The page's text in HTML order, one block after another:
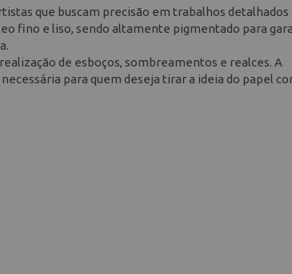
que buscam precisão em trabalhos detalhados
fino e liso, sendo altamente pigmentado para
de esboços, sombreamentos e realces. A
para quem deseja tirar a ideia do papel